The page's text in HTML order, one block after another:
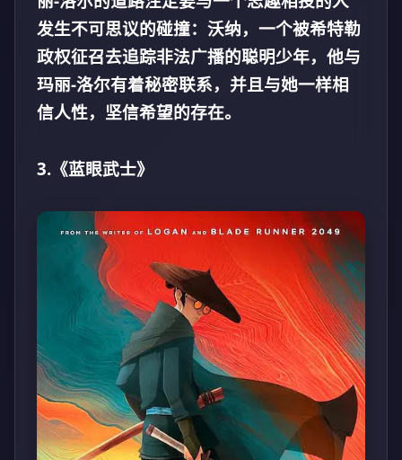
发生不可思议的碰撞：沃纳，一个被希特勒
政权征召去追踪非法广播的聪明少年，他与
玛丽-洛尔有着秘密联系，并且与她一样相
信人性，坚信希望的存在。
3.《蓝眼武士》